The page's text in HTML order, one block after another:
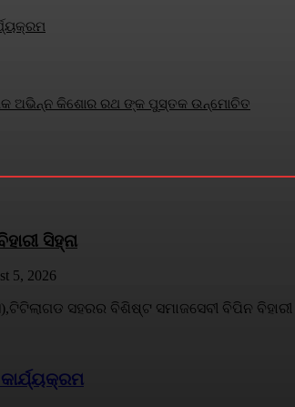
ଅଭିନ୍ନ କିଶୋର ରଥ ଙ୍କ ପୁସ୍ତକ ଉନ୍ମୋଚିତ
ସିହ୍ନା
5, 2026
ସହରର ବିଶିଷ୍ଟ ସମାଜସେବୀ ବିପିନ